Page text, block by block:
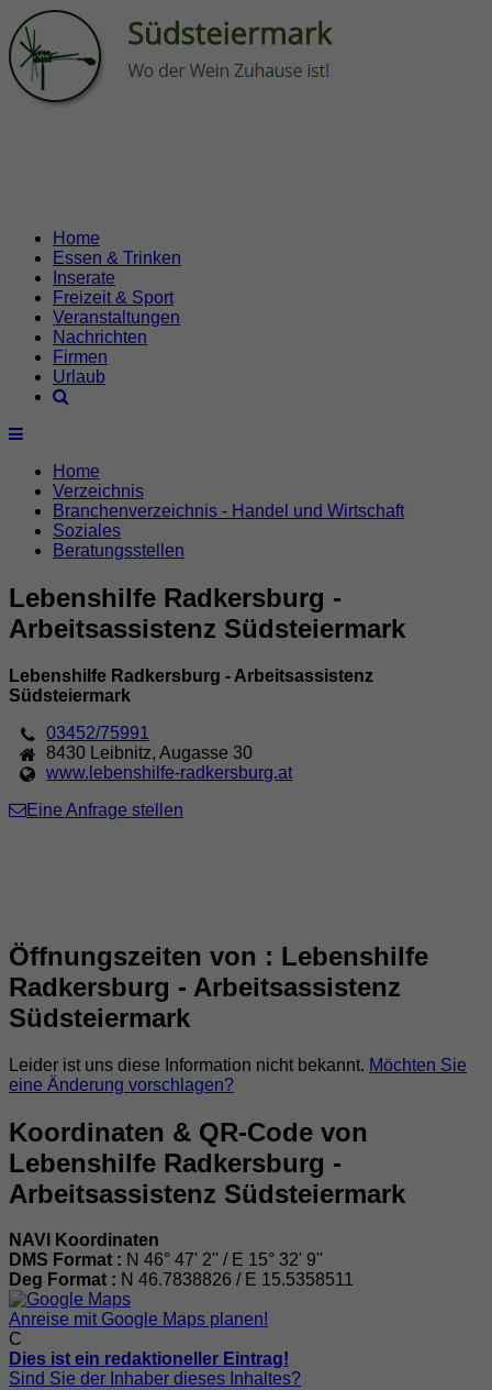
Home
Essen & Trinken
Inserate
Freizeit & Sport
Veranstaltungen
Nachrichten
Firmen
Urlaub
Home
Verzeichnis
Branchenverzeichnis - Handel und Wirtschaft
Soziales
Beratungsstellen
Lebenshilfe Radkersburg -
Arbeitsassistenz Südsteiermark
Lebenshilfe Radkersburg - Arbeitsassistenz
Südsteiermark
03452/75991
8430
Leibnitz,Augasse 30
www.lebenshilfe-radkersburg.at
Eine Anfrage stellen
Öffnungszeiten von : Lebenshilfe
Radkersburg - Arbeitsassistenz
Südsteiermark
Leider ist uns diese Information nicht bekannt. Möchten Sie
eine Änderung vorschlagen?
Koordinaten & QR-Code von
Lebenshilfe Radkersburg -
Arbeitsassistenz Südsteiermark
NAVI Koordinaten
DMS Format : N 46° 47' 2'' / E 15° 32' 9''
Deg Format : N 46.7838826 / E 15.5358511
Anreise mit Google Maps planen!
C
Dies ist ein redaktioneller Eintrag!
Sind Sie der Inhaber dieses Inhaltes?